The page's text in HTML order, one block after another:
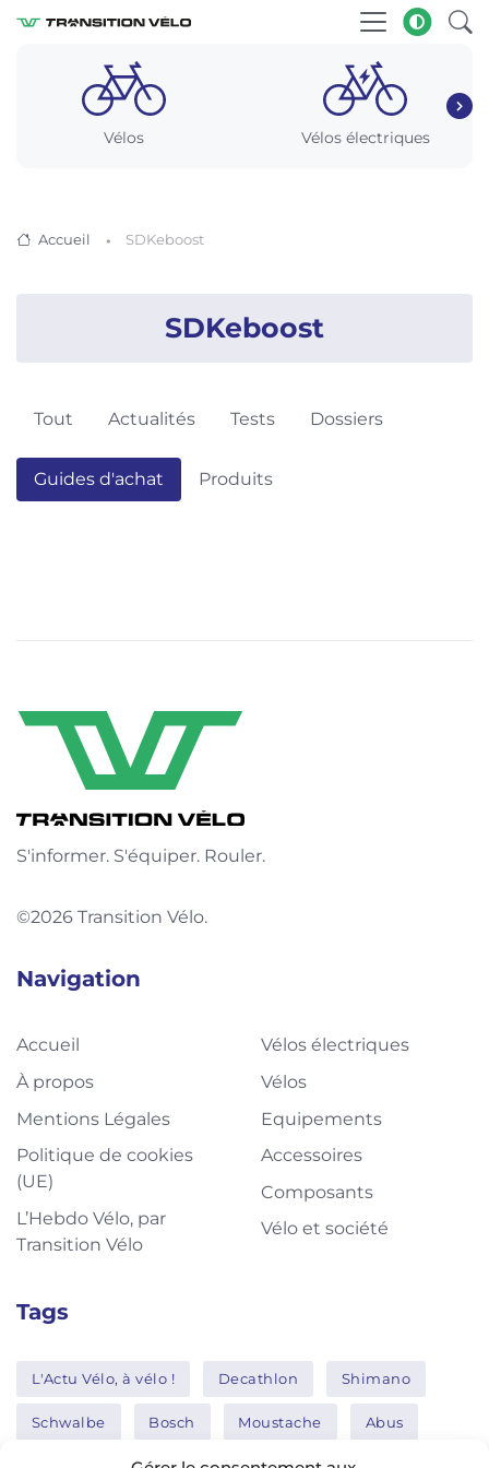
Vélos Vélos électriques
Accueil SDKeboost
SDKeboost
Tout Actualités Tests Dossiers
Guides d'achat Produits
S'informer. S'équiper. Rouler.
©2026 Transition Vélo.
Navigation
Accueil
À propos
Mentions Légales
Politique de cookies
(UE)
L’Hebdo Vélo, par
Transition Vélo
Vélos électriques
Vélos
Equipements
Accessoires
Composants
Vélo et société
Tags
L'Actu Vélo, à vélo ! Decathlon Shimano
Schwalbe Bosch Moustache Abus